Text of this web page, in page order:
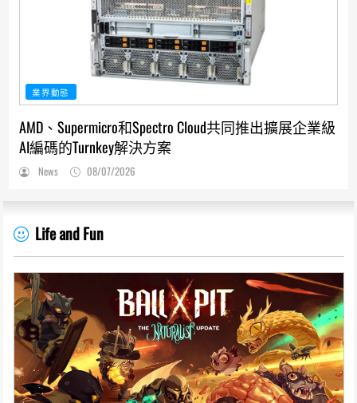
業界動態
AMD、Supermicro和Spectro Cloud共同推出擴展企業級
AI編碼的Turnkey解決方案
News 08/07/2026
Life and Fun